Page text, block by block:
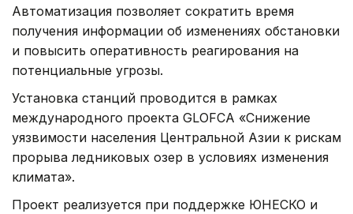
Автоматизация позволяет сократить время
получения информации об изменениях обстановки
и повысить оперативность реагирования на
потенциальные угрозы.
Установка станций проводится в рамках
международного проекта GLOFCA «Снижение
уязвимости населения Центральной Азии к рискам
прорыва ледниковых озер в условиях изменения
климата».
Проект реализуется при поддержке ЮНЕСКО и